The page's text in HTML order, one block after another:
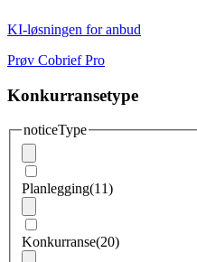
KI-løsningen for anbud
Prøv Cobrief Pro
Konkurransetype
noticeType
Planlegging(11)
Konkurranse(20)